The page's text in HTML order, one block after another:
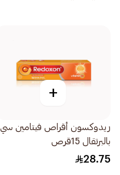
+
ريدوكسون أقراص فيتامين سي
بالبرتقال 15قرص
28.75